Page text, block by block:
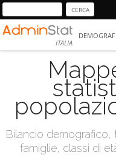
ITALIA
Bilancio
famiglie, classi di